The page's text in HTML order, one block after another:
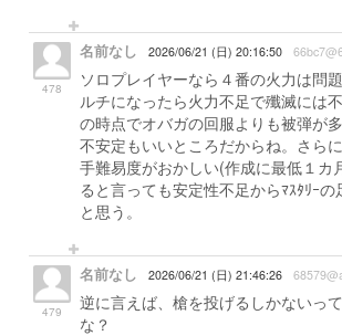
478
名前なし 2026/06/21 (日) 20:16:50
ソロプレイヤーなら４番の火力は問
ルチになったら火力不足で殲滅には
の時点でオバガの回服よりも被弾が多
不安定もいいところだからね。さら
手難易度がおかしい(作成に最低１カ
ると言っても安定性不足からﾏｽﾀﾘｰ
と思う。
479
名前なし 2026/06/21 (日) 21:46:26
逆に言えば、槍を投げるしかないっ
な？